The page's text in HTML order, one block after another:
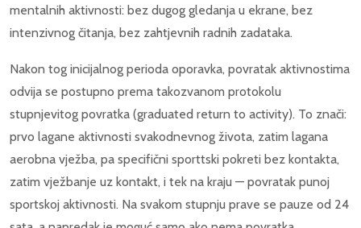
mentalnih aktivnosti: bez dugog gledanja u ekrane, bez
intenzivnog čitanja, bez zahtjevnih radnih zadataka.
Nakon tog inicijalnog perioda oporavka, povratak aktivnostima
odvija se postupno prema takozvanom protokolu
stupnjevitog povratka (graduated return to activity). To znači:
prvo lagane aktivnosti svakodnevnog života, zatim lagana
aerobna vježba, pa specifični sporttski pokreti bez kontakta,
zatim vježbanje uz kontakt, i tek na kraju — povratak punoj
sportskoj aktivnosti. Na svakom stupnju prave se pauze od 24